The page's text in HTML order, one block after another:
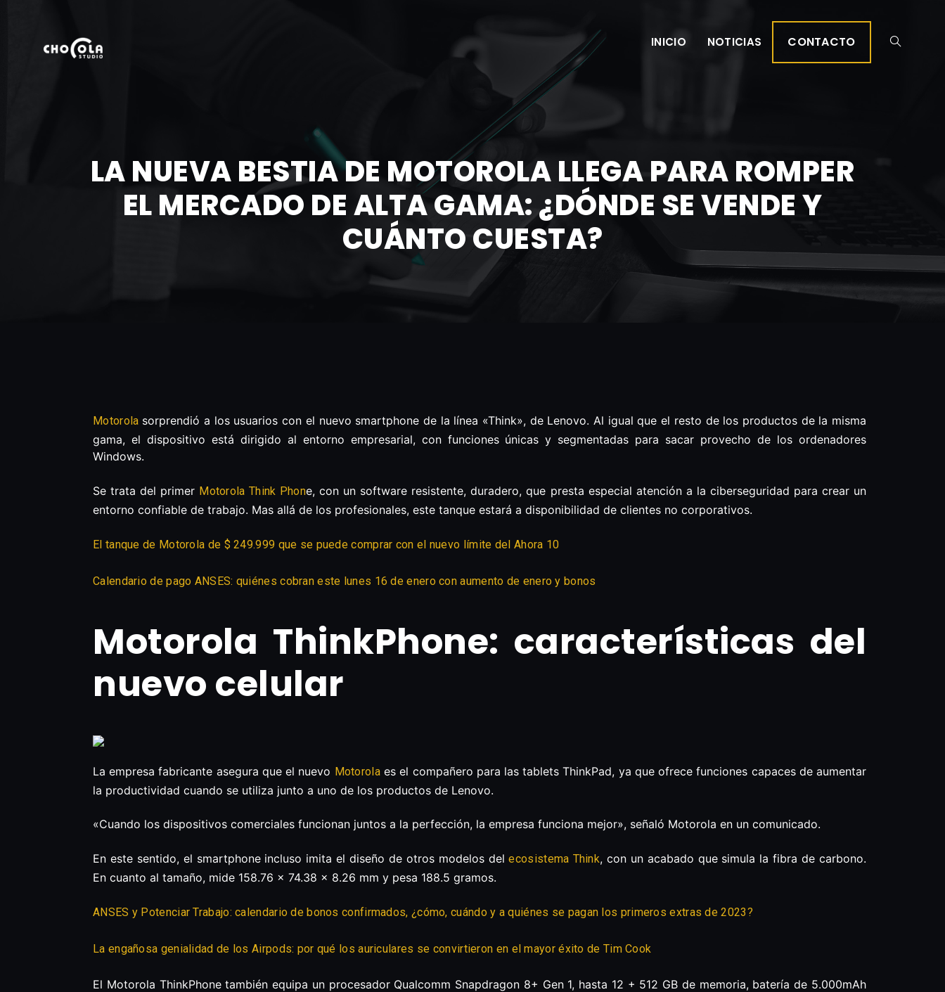
INICIO NOTICIAS CONTACTO
LA NUEVA BESTIA DE MOTOROLA LLEGA PARA ROMPER
EL MERCADO DE ALTA GAMA: ¿DÓNDE SE VENDE Y
CUÁNTO CUESTA?
Motorola sorprendió a los usuarios con el nuevo smartphone de la línea «Think», de Lenovo. Al igual que el resto de los productos de la misma
gama, el dispositivo está dirigido al entorno empresarial, con funciones únicas y segmentadas para sacar provecho de los ordenadores
Windows.
Se trata del primer Motorola Think Phone, con un software resistente, duradero, que presta especial atención a la ciberseguridad para crear un
entorno confiable de trabajo. Mas allá de los profesionales, este tanque estará a disponibilidad de clientes no corporativos.
El tanque de Motorola de $ 249.999 que se puede comprar con el nuevo límite del Ahora 10
Calendario de pago ANSES: quiénes cobran este lunes 16 de enero con aumento de enero y bonos
Motorola ThinkPhone: características del
nuevo celular
La empresa fabricante asegura que el nuevo Motorolaes el compañero para las tablets ThinkPad, ya que ofrece funciones capaces de aumentar
la productividad cuando se utiliza junto a uno de los productos de Lenovo.
«Cuando los dispositivos comerciales funcionan juntos a la perfección, la empresa funciona mejor», señaló Motorola en un comunicado.
En este sentido, el smartphone incluso imita el diseño de otros modelos delecosistema Think, con un acabado que simula la fibra de carbono.
En cuanto al tamaño, mide 158.76 x 74.38 x 8.26 mm y pesa 188.5 gramos.
ANSES y Potenciar Trabajo: calendario de bonos confirmados, ¿cómo, cuándo y a quiénes se pagan los primeros extras de 2023?
La engañosa genialidad de los Airpods: por qué los auriculares se convirtieron en el mayor éxito de Tim Cook
El Motorola ThinkPhone también equipa un procesador Qualcomm Snapdragon 8+ Gen 1, hasta 12 + 512 GB de memoria, batería de 5.000mAh